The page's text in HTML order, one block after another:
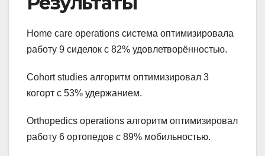
Home care operations система оптимизировала
работу 9 сиделок с 82% удовлетворённостью.
Cohort studies алгоритм оптимизировал 3
когорт с 53% удержанием.
Orthopedics operations алгоритм оптимизировал
работу 6 ортопедов с 89% мобильностью.